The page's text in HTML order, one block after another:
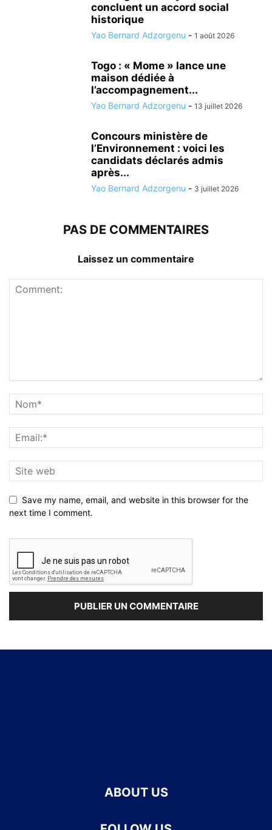
concluent un accord social
historique
Yao Bernard Adzorgenu - 1 août 2026
Togo : « Mome » lance une
maison dédiée à
l’accompagnement...
Yao Bernard Adzorgenu - 13 juillet 2026
Concours ministère de
l’Environnement : voici les
candidats déclarés admis
après...
Yao Bernard Adzorgenu - 3 juillet 2026
PAS DE COMMENTAIRES
Laissez un commentaire
Save my name, email, and website in this browser for the
next time I comment.
ABOUT US